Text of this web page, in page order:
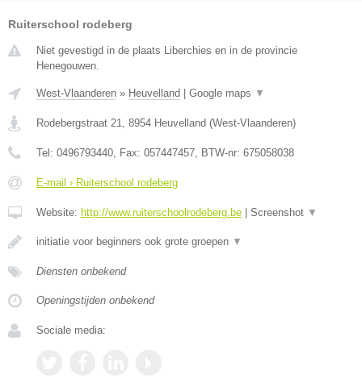
Ruiterschool rodeberg
Niet gevestigd in de plaats Liberchies en in de provincie
Henegouwen.
West-Vlaanderen » Heuvelland Google maps ▼
Rodebergstraat 21 8954 Heuvelland (West-Vlaanderen)
Tel: 0496793440 , Fax: 057447457 , BTW-nr: 675058038
E-mail › Ruiterschool rodeberg
Website: http://www.ruiterschoolrodeberg.be Screenshot ▼
initiatie voor beginners ook grote groepen ▼
Diensten onbekend
Openingstijden onbekend
Sociale media: